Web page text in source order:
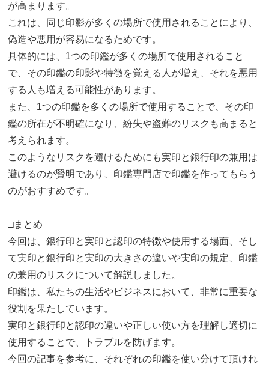
が高まります。
これは、同じ印影が多くの場所で使用されることにより、
偽造や悪用が容易になるためです。
具体的には、1つの印鑑が多くの場所で使用されること
で、その印鑑の印影や特徴を覚える人が増え、それを悪用
する人も増える可能性があります。
また、1つの印鑑を多くの場所で使用することで、その印
鑑の所在が不明確になり、紛失や盗難のリスクも高まると
考えられます。
このようなリスクを避けるためにも実印と銀行印の兼用は
避けるのが賢明であり、印鑑専門店で印鑑を作ってもらう
のがおすすめです。
□まとめ
今回は、銀行印と実印と認印の特徴や使用する場面、そし
て実印と銀行印と実印の大きさの違いや実印の規定、印鑑
の兼用のリスクについて解説しました。
印鑑は、私たちの生活やビジネスにおいて、非常に重要な
役割を果たしています。
実印と銀行印と認印の違いや正しい使い方を理解し適切に
使用することで、トラブルを防げます。
今回の記事を参考に、それぞれの印鑑を使い分けて頂けれ